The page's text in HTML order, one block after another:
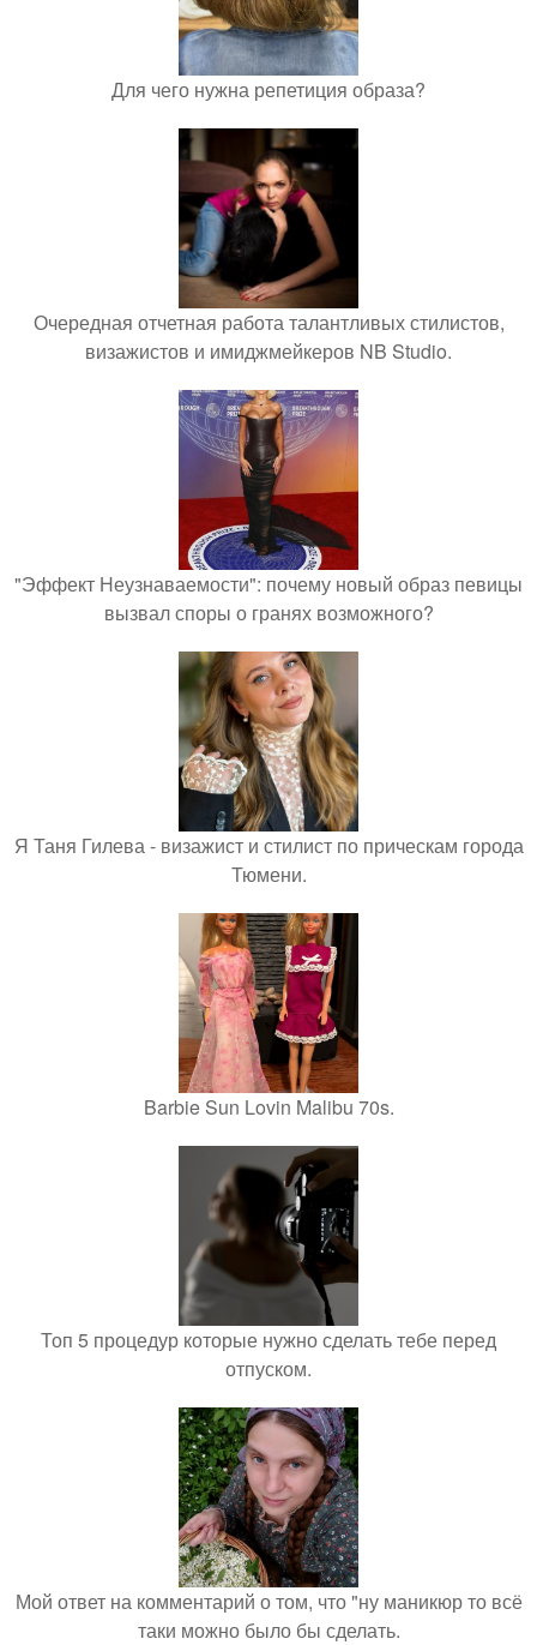
Для чего нужна репетиция образа?
Очередная отчетная работа талантливых стилистов,
визажистов и имиджмейкеров NB Studio.
"Эффект Неузнаваемости": почему новый образ певицы
вызвал споры о гранях возможного?
Я Таня Гилева - визажист и стилист по прическам города
Тюмени.
Barbie Sun Lovin Malibu 70s.
Топ 5 процедур которые нужно сделать тебе перед
отпуском.
Мой ответ на комментарий о том, что "ну маникюр то всё
таки можно было бы сделать.